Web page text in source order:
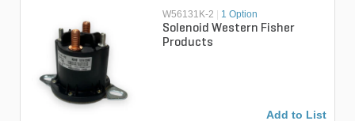
W56131K-2 | 1 Option
Solenoid Western Fisher
Products
Add to List